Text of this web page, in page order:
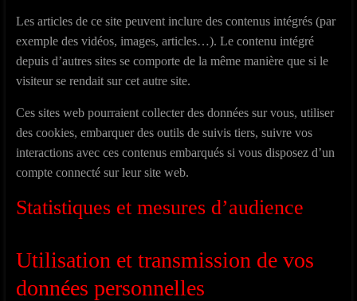
Les articles de ce site peuvent inclure des contenus intégrés (par
exemple des vidéos, images, articles…). Le contenu intégré
depuis d’autres sites se comporte de la même manière que si le
visiteur se rendait sur cet autre site.
Ces sites web pourraient collecter des données sur vous, utiliser
des cookies, embarquer des outils de suivis tiers, suivre vos
interactions avec ces contenus embarqués si vous disposez d’un
compte connecté sur leur site web.
Statistiques et mesures d’audience
Utilisation et transmission de vos
données personnelles